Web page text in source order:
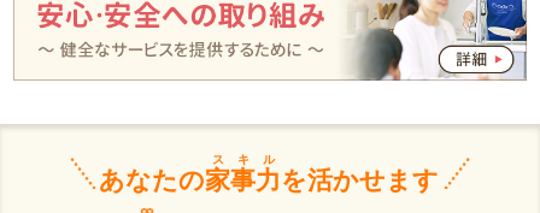
あなたの家事力
スキル
を活かせます